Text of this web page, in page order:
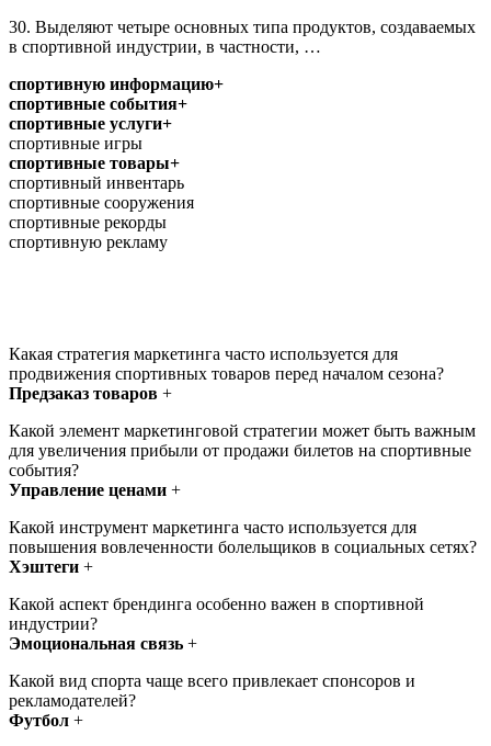
30. Выделяют четыре основных типа продуктов, создаваемых
в спортивной индустрии, в частности, …
спортивную информацию+
спортивные события+
спортивные услуги+
спортивные игры
спортивные товары+
спортивный инвентарь
спортивные сооружения
спортивные рекорды
спортивную рекламу
Какая стратегия маркетинга часто используется для
продвижения спортивных товаров перед началом сезона?
Предзаказ товаров +
Какой элемент маркетинговой стратегии может быть важным
для увеличения прибыли от продажи билетов на спортивные
события?
Управление ценами +
Какой инструмент маркетинга часто используется для
повышения вовлеченности болельщиков в социальных сетях?
Хэштеги +
Какой аспект брендинга особенно важен в спортивной
индустрии?
Эмоциональная связь +
Какой вид спорта чаще всего привлекает спонсоров и
рекламодателей?
Футбол +